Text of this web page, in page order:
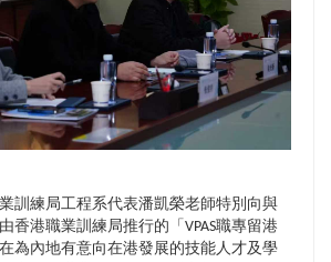
訓練局工程系代表潘凱榮老師特別向與
香港職業訓練局推行的「VPAS職專留港
為內地有意向在港發展的技能人才及學